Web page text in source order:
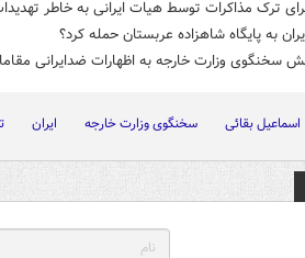
ترک مذاکرات توسط هیات ایرانی به خاطر
به پایگاه شاهزاده عربستان حمله کرد؟
سخنگوی وزارت خارجه به اظهارات ضدایرانی
اسماعیل بقائی سخنگوی وزارت خارجه ایران